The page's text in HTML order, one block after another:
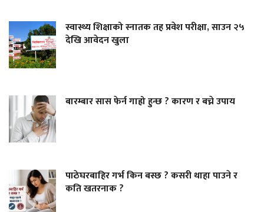
स्वास्थ्य शिक्षाको स्नातक तह प्रवेश परीक्षा, साउन २५
देखि आवेदन खुला
बारम्बार सास फेर्न गाह्रो हुन्छ ? कारण र बच्ने उपाय
पाठेघरबाहिर गर्भ किन बस्छ ? कसरी थाहा पाउने र
कति खतरनाक ?